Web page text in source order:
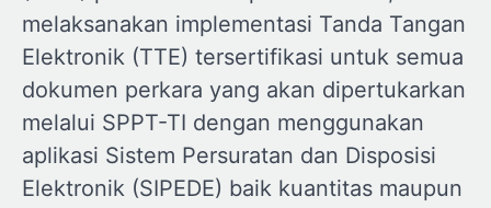
melaksanakan implementasi Tanda Tangan
Elektronik (TTE) tersertifikasi untuk semua
dokumen perkara yang akan dipertukarkan
melalui SPPT-TI dengan menggunakan
aplikasi Sistem Persuratan dan Disposisi
Elektronik (SIPEDE) baik kuantitas maupun